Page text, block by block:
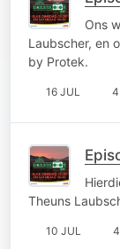
Ons
Laubscher, en
by Protek.
16 JUL
Theuns
10 JUL